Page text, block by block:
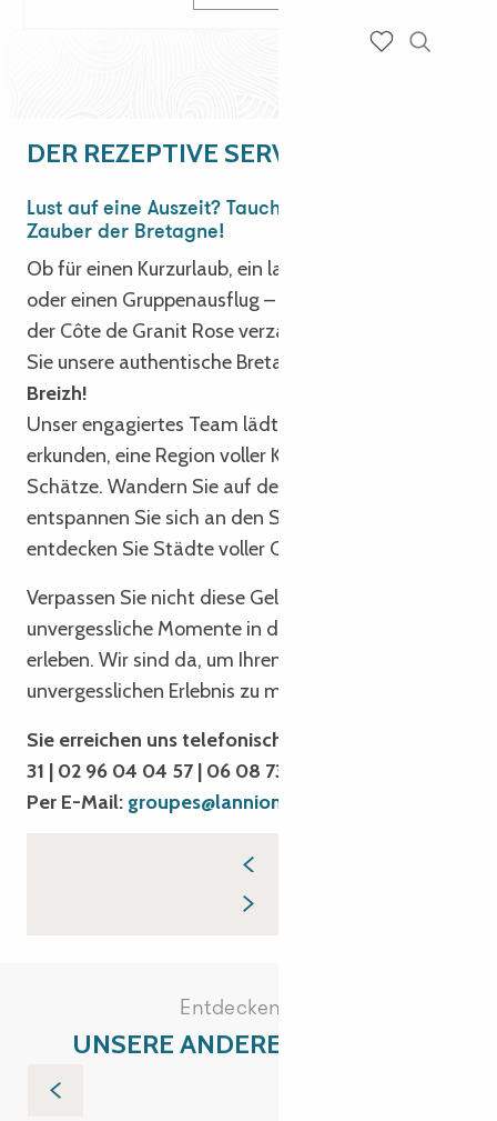
DER REZEPTIVE SERVICE
Lust auf eine Auszeit? Tauchen Sie ein in den
Zauber der Bretagne!
Ob für einen Kurzurlaub, ein langes Wochenende
oder einen Gruppenausflug – lassen Sie sich von
der Côte de Granit Rose verzaubern und entdecken
Sie unsere authentische Bretagne.
Breizh!
Unser engagiertes Team lädt Sie ein, das Trégor zu
erkunden, eine Region voller Kultur und historischer
Schätze. Wandern Sie auf den Küstenwegen,
entspannen Sie sich an den Stränden und
entdecken Sie Städte voller Charme.
Verpassen Sie nicht diese Gelegenheit,
unvergessliche Momente in der Bretagne zu
erleben. Wir sind da, um Ihren Aufenthalt zu einem
unvergesslichen Erlebnis zu machen!
Sie erreichen uns telefonisch unter: 02 96 05 54
31 | 02 96 04 04 57 | 06 08 73 72 16
Per E-Mail: groupes@lannion-tregor.com
Entdecken Sie
UNSERE ANDEREN BESUCHE
Tréguier und die Côte Sauvage